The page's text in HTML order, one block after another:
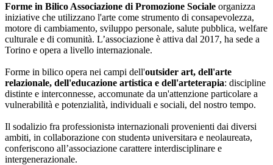
Forme in Bilico Associazione di Promozione Sociale organizza
iniziative che utilizzano l'arte come strumento di consapevolezza,
motore di cambiamento, sviluppo personale, salute pubblica, welfare
culturale e di comunità. L’associazione è attiva dal 2017, ha sede a
Torino e opera a livello internazionale.
Forme in bilico opera nei campi dell'outsider art, dell'arte
relazionale, dell'educazione artistica e dell'arteterapia: discipline
distinte e interconnesse, accomunate da un'attenzione particolare a
vulnerabilità e potenzialità, individuali e sociali, del nostro tempo.
Il sodalizio fra professionistə internazionali provenienti dai diversi
ambiti, in collaborazione con studentə universitarə e neolaureatə,
conferiscono all’associazione carattere interdisciplinare e
intergenerazionale.